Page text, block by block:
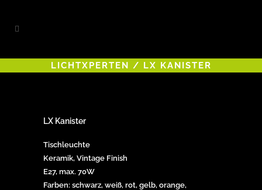
LICHTXPERTEN / LX KANISTER
LX Kanister
Tischleuchte
Keramik, Vintage Finish
E27, max. 70W
Farben: schwarz, weiß, rot, gelb, orange,